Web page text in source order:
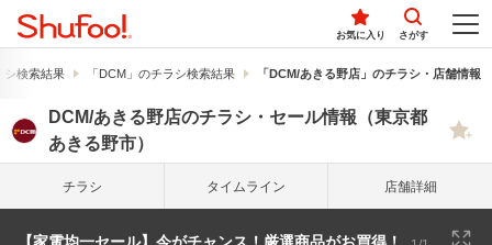
お気に入り さがす
シ検索結果 「DCM」のチラシ検索結果 「DCM/あきる野店」のチラシ・店舗情報
DCM/あきる野店のチラシ・セール情報（東京都
あきる野市）
チラシ タイム ライン 店舗詳細